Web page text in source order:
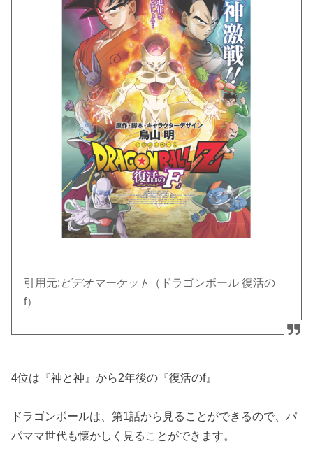
引用元: ビデオマーケット
（ドラゴンボール 復活の
f）
4位は『神と神』から2年後の『復活のf』
ドラゴンボールは、第1話から見ることができるので、パ
パママ世代も懐かしく見ることができます。